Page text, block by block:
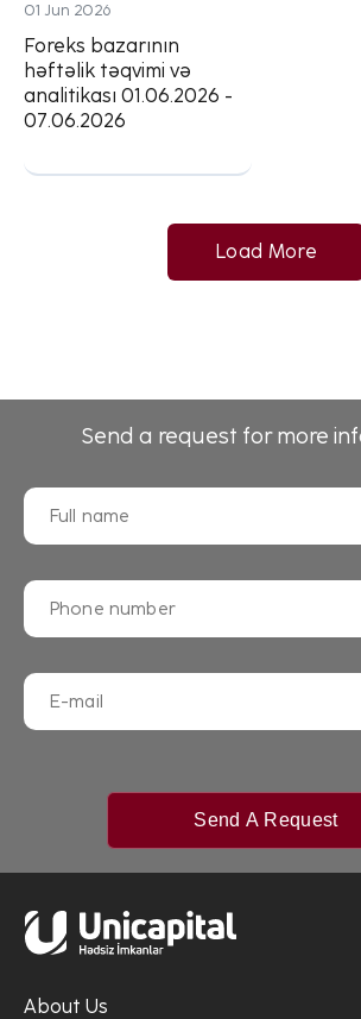
01 Jun 2026
Foreks bazarının
həftəlik təqvimi və
analitikası 01.06.2026 -
07.06.2026
Load More
Send a request for more
Send A Request
About Us